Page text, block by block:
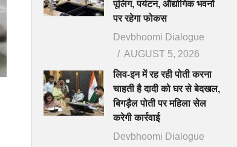
पूलिंग, पर्यटन, औद्योगिक भवनों
पर रहेगा फोकस
Devbhoomi Dialogue
AUGUST 5, 2026
लिव-इन में रह रही पोती करना
चाहती है दादी को घर से बेदखल,
बिगड़ैल पोती पर महिला सेल
करेगी कार्रवाई
Devbhoomi Dialogue